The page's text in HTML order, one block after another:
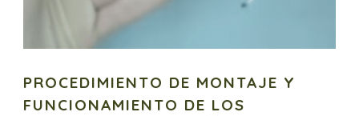
PROCEDIMIENTO DE MONTAJE Y
FUNCIONAMIENTO DE LOS